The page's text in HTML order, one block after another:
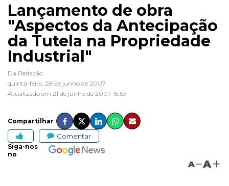
Lançamento de obra
"Aspectos da Antecipação
da Tutela na Propriedade
Industrial"
Da Redação
quinta-feira, 28 de junho de 2007
Atualizado em 21 de junho de 2007 15:59
Compartilhar
Comentar
Siga-nos
no
A A